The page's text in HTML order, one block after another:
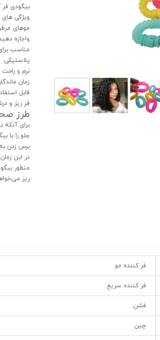
بیگودی فر
ویژگی
موهای
واجازه
مناسب
پلاستیکی
نرم و
زمان
قابل
فر ریز و
طرز
برای آنکه
جلو را با
برس زدن
در این
منظور
ریز
فر کننده مو
فر کننده سریع
فشن
چین